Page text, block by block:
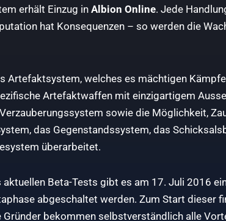
erhält Einzug in Albion Online. Jede
hat Konsequenzen – so werden die
Artefaktsystem, welches es mächtigen
Artefaktwaffen mit einzigartigem
sowie die Möglichkeit,
das Gegenstandssystem, das
überarbeitet.
Beta-Tests gibt es am 17. Juli 2016
abgeschaltet werden. Zum Start dieser
Gründer bekommen selbstverständlich alle